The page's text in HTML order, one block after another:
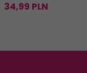
34,99 PLN